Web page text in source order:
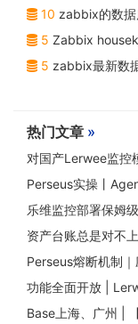
10 zabbix的数据
5 Zabbix
5 zabbix最新数
热门文章 »
对国产Lerwee监控
Perseus实操丨
乐维监控部署保姆
资产台账总是对不
Perseus熔断机制
功能全面开放 |
Base上海、广州 |